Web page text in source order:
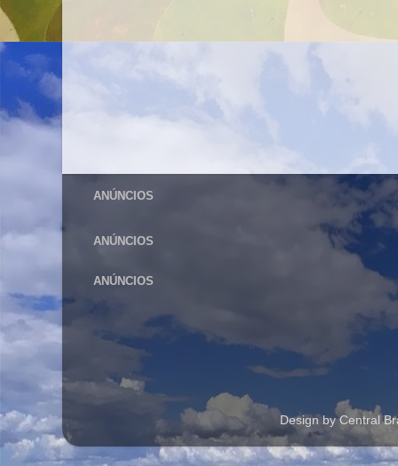
ANÚNCIOS
ANÚNCIOS
ANÚNCIOS
Design by Central